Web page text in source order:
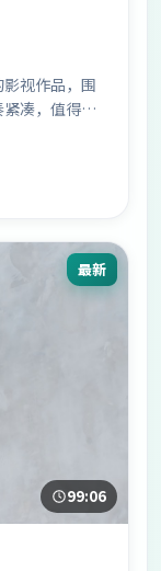
视作品，围
凑，值得推
最新
99:06